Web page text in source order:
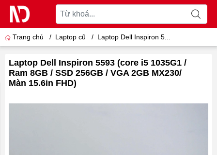
Trang chủ / Laptop cũ / Laptop Dell Inspiron 5...
Laptop Dell Inspiron 5593 (core i5 1035G1 /
Ram 8GB / SSD 256GB / VGA 2GB MX230/
Màn 15.6in FHD)